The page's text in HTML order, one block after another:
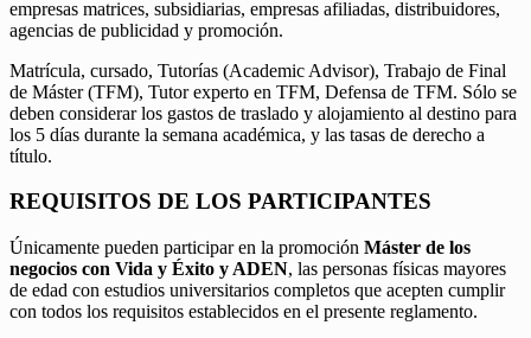
empresas matrices, subsidiarias, empresas afiliadas, distribuidores,
agencias de publicidad y promoción.
Matrícula, cursado, Tutorías (Academic Advisor), Trabajo de Final
de Máster (TFM), Tutor experto en TFM, Defensa de TFM. Sólo se
deben considerar los gastos de traslado y alojamiento al destino para
los 5 días durante la semana académica, y las tasas de derecho a
título.
REQUISITOS DE LOS PARTICIPANTES
Únicamente pueden participar en la promoción Máster de los
negocios con Vida y Éxito y ADEN, las personas físicas mayores
de edad con estudios universitarios completos que acepten cumplir
con todos los requisitos establecidos en el presente reglamento.